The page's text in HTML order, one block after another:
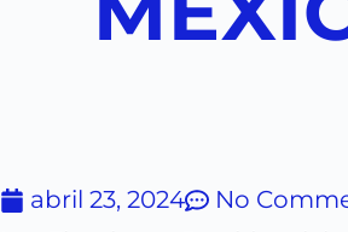
abril 23, 2024 No